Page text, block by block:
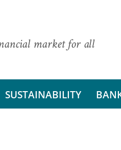
market for all
SUSTAINABILITY